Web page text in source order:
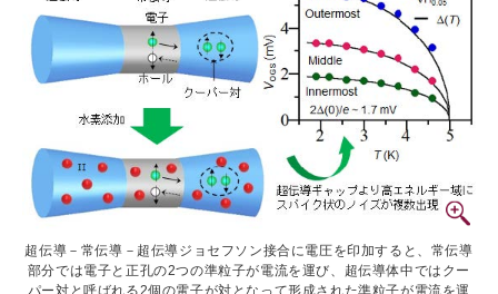
超伝導－常伝導－超伝導ジョセフソン接合に電圧を印加すると、常伝導
部分では電子と正孔の2つの準粒子が電流を運び、超伝導体中ではクー
パー対と呼ばれる2個の電子が対となって形成された準粒子が電流を運